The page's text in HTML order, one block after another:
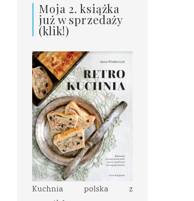
Moja 2. książka
już w sprzedaży
(klik!)
Kuchnia polska z